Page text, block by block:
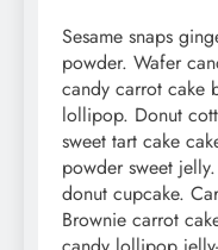
Sesame snaps
powder. Wafer
candy carrot cake
lollipop. Donut
sweet tart cake
powder sweet
donut cupcake.
Brownie carrot